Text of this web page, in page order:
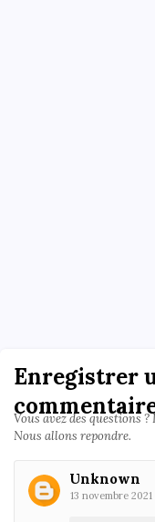
Enregistrer
Vous avez des questions
Nous allons repondre.
Unknown
13 novembre 2021